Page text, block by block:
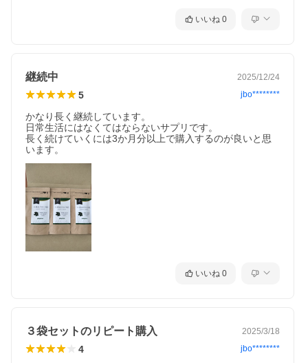
いいね 0
継続中 2025/12/24
5 jbo********
かなり長く継続しています。
日常生活にはなくてはならないサプリです。
長く続けていくには3か月分以上で購入するのが良いと思
います。
いいね 0
３袋セットのリピート購入 2025/3/18
4 jbo********